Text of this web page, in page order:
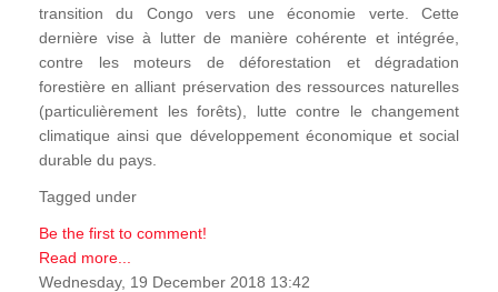
transition du Congo vers une économie verte. Cette
dernière vise à lutter de manière cohérente et intégrée,
contre les moteurs de déforestation et dégradation
forestière en alliant préservation des ressources naturelles
(particulièrement les forêts), lutte contre le changement
climatique ainsi que développement économique et social
durable du pays.
Tagged under
Be the first to comment!
Read more...
Wednesday, 19 December 2018 13:42